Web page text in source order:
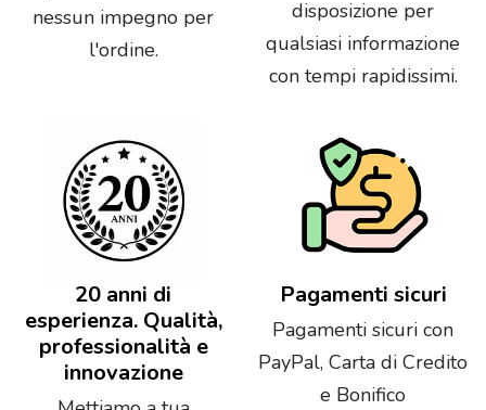
nessun impegno per
l'ordine.
disposizione per
qualsiasi informazione
con tempi rapidissimi.
20 anni di
esperienza. Qualità,
professionalità e
innovazione
Pagamenti sicuri
Pagamenti sicuri con
PayPal, Carta di Credito
e Bonifico